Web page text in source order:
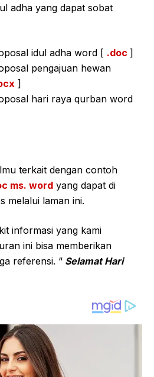
adha yang dapat sobat
idul adha word [ .doc ]
pengajuan hewan
]
hari raya qurban word
terkait dengan contoh
ms. word yang dapat di
melalui laman ini.
informasi yang kami
ini bisa memberikan
referensi. “ Selamat Hari